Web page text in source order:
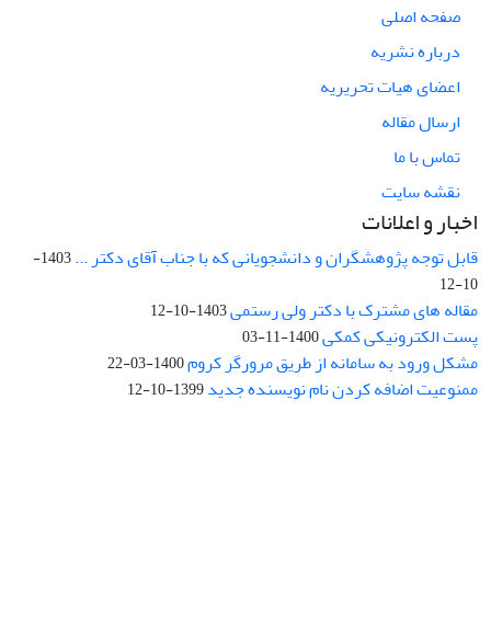
صفحه اصلی
درباره نشریه
اعضای هیات تحریریه
ارسال مقاله
تماس با ما
نقشه سایت
اخبار و اعلانات
قابل توجه پژوهشگران و دانشجویانی که با جناب آقای دکتر ...
1403-
10-12
مقاله های مشترک با دکتر ولی رستمی1403-10-12
پست الکترونیکی کمکی1400-11-03
مشکل ورود به سامانه از طریق مرورگر کروم1400-03-22
ممنوعیت اضافه کردن نام نویسنده جدید1399-10-12